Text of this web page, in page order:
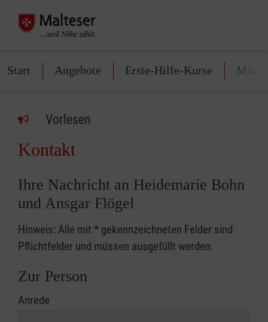
Start Angebote Erste-Hilfe-Kurse
Vorlesen
Kontakt
Ihre Nachricht an Heidemarie Bohn
und Ansgar Flögel
Hinweis: Alle mit * gekennzeichneten Felder sind
Pflichtfelder und müssen ausgefüllt werden.
Zur Person
Anrede